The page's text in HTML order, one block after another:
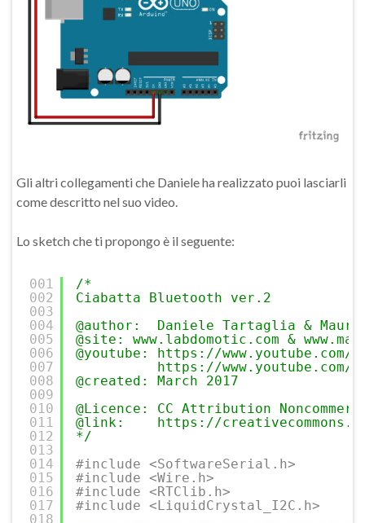
Gli altri collegamenti che Daniele ha realizzato puoi lasciarli
come descritto nel suo video.
Lo sketch che ti propongo è il seguente:
001
002
003
004
005
006
007
008
009
010
011
012
013
014
015
016
017
018
/*
Ciabatta Bluetooth ver.2
@author:  Daniele Tartaglia &
@site: www.labdomotic.com &
@youtube: https://www.youtube.com/
https://www.youtube.com/
@created: March 2017
@Licence: CC Attribution
@link:    https://
*/
#include <SoftwareSerial.h>
#include <Wire.h>
#include <RTClib.h>
#include <LiquidCrystal_I2C.h>